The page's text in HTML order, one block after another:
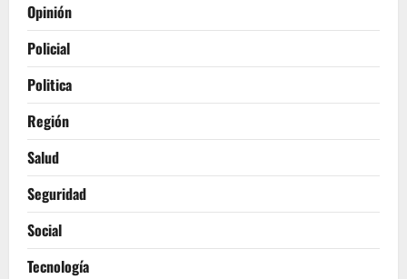
Opinión
Policial
Politica
Región
Salud
Seguridad
Social
Tecnología